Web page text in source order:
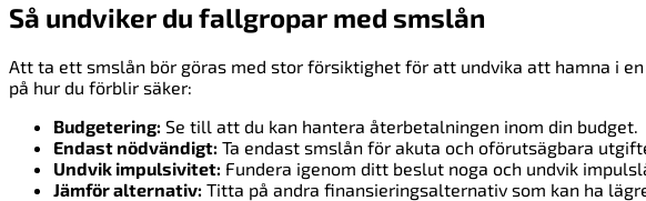
Så undviker du fallgropar med smslån
Att ta ett smslån bör göras med stor försiktighet för att undvika att hamna i
på hur du förblir säker:
Budgetering: Se till att du kan hantera återbetalningen inom din budget.
Endast nödvändigt: Ta endast smslån för akuta och oförutsägbara
Undvik impulsivitet: Fundera igenom ditt beslut noga och undvik
Jämför alternativ: Titta på andra finansieringsalternativ som kan ha